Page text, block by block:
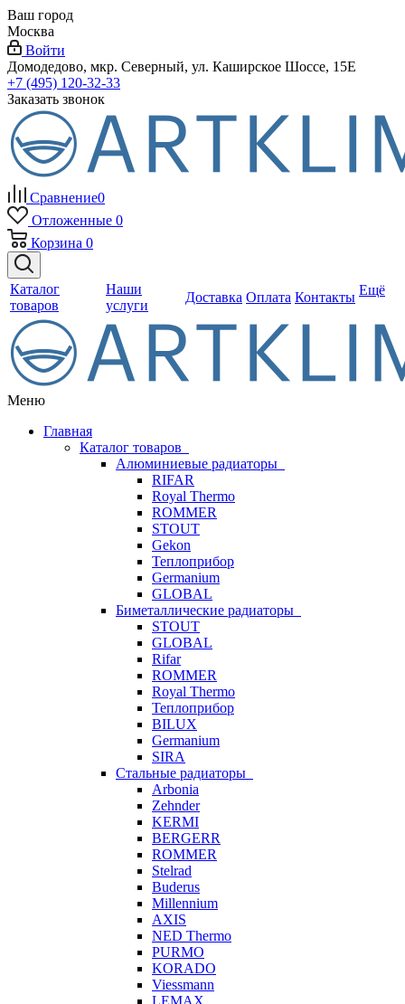
Ваш город
Москва
Войти
Домодедово, мкр. Северный, ул. Каширское Шоссе, 15Е
+7 (495) 120-32-33
Заказать звонок
Сравнение0
Отложенные 0
Корзина 0
Каталог
товаров
Наши
услуги
Доставка Оплата Контакты Ещё
Меню
Главная
Каталог товаров
Алюминиевые радиаторы
RIFAR
Royal Thermo
ROMMER
STOUT
Gekon
Теплоприбор
Germanium
GLOBAL
Биметаллические радиаторы
STOUT
GLOBAL
Rifar
ROMMER
Royal Thermo
Теплоприбор
BILUX
Germanium
SIRA
Стальные радиаторы
Arbonia
Zehnder
KERMI
BERGERR
ROMMER
Stelrad
Buderus
Millennium
AXIS
NED Thermo
PURMO
KORADO
Viessmann
LEMAX